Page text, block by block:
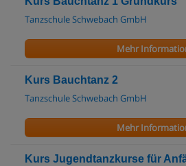
Tanzschule Schwebach GmbH
Mehr
Kurs Bauchtanz 2
Tanzschule Schwebach GmbH
Mehr
Kurs Jugendtanzkurse für